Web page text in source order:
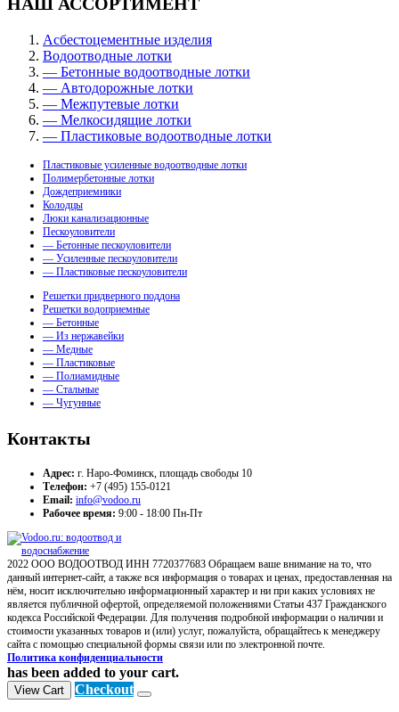
Асбестоцементные изделия
Водоотводные лотки
— Бетонные водоотводные лотки
— Автодорожные лотки
— Межпутевые лотки
— Мелкосидящие лотки
— Пластиковые водоотводные лотки
Пластиковые усиленные водоотводные лотки
Полимербетонные лотки
Дождеприемники
Колодцы
Люки канализационные
Пескоуловители
— Бетонные пескоуловители
— Усиленные пескоуловители
— Пластиковые пескоуловители
Решетки придверного поддона
Решетки водоприемные
— Бетонные
— Из нержавейки
— Медные
— Пластиковые
— Полиамидные
— Стальные
— Чугунные
Контакты
Адрес: г. Наро-Фоминск, площадь свободы 10
Телефон: +7 (495) 155-0121
Email: info@vodoo.ru
Рабочее время: 9:00 - 18:00 Пн-Пт
2022 ООО ВОДООТВОД ИНН 7720377683 Обращаем ваше внимание на то, что
данный интернет-сайт, а также вся информация о товарах и ценах, предоставленная на
нём, носит исключительно информационный характер и ни при каких условиях не
является публичной офертой, определяемой положениями Статьи 437 Гражданского
кодекса Российской Федерации. Для получения подробной информации о наличии и
стоимости указанных товаров и (или) услуг, пожалуйста, обращайтесь к менеджеру
сайта с помощью специальной формы связи или по электронной почте.
Политика конфиденциальности
has been added to your cart.
View Cart Checkout